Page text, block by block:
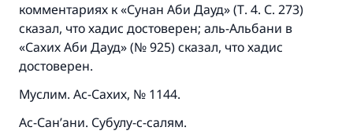
комментариях к «Сунан Аби Дауд» (Т. 4. С. 273)
сказал, что хадис достоверен; аль-Альбани в
«Сахих Аби Дауд» (№ 925) сказал, что хадис
достоверен.
Муслим. Ас-Сахих, № 1144.
Ас-Сан’ани. Субулу-с-салям.